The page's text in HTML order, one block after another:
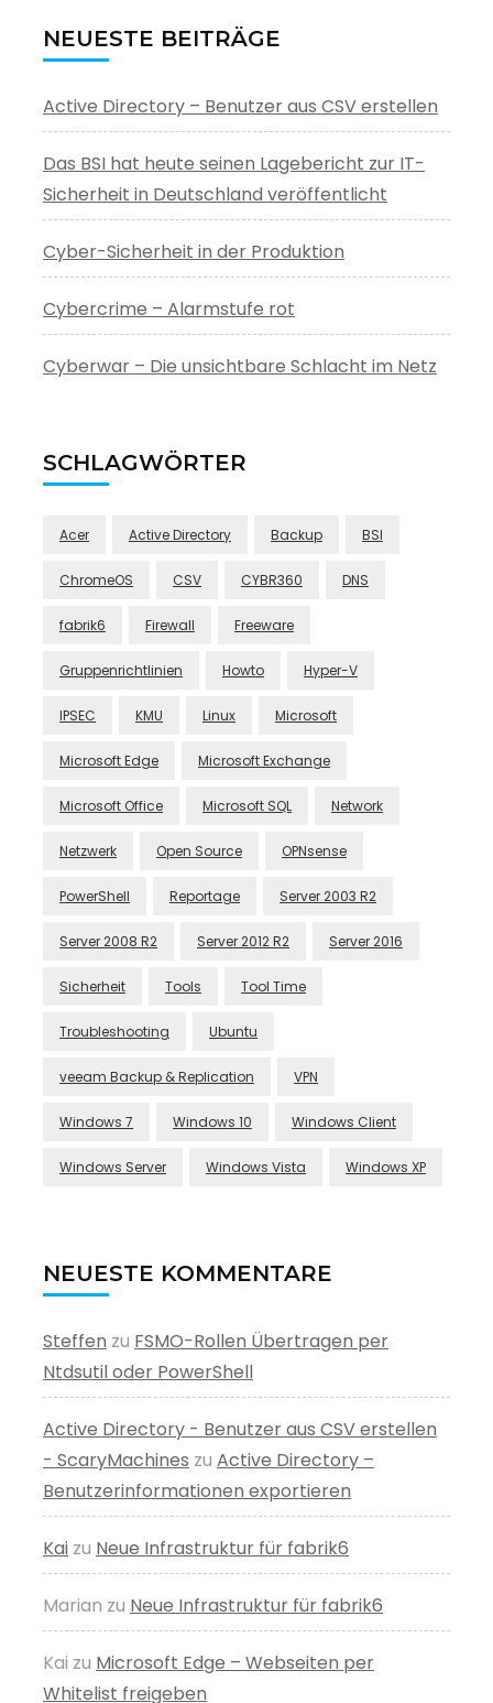
NEUESTE BEITRÄGE
Active Directory – Benutzer aus CSV erstellen
Das BSI hat heute seinen Lagebericht zur IT-
Sicherheit in Deutschland veröffentlicht
Cyber-Sicherheit in der Produktion
Cybercrime – Alarmstufe rot
Cyberwar – Die unsichtbare Schlacht im Netz
SCHLAGWÖRTER
Acer Active Directory Backup BSI
ChromeOS CSV CYBR360 DNS
fabrik6 Firewall Freeware
Gruppenrichtlinien Howto Hyper-V
IPSEC KMU Linux Microsoft
Microsoft Edge Microsoft Exchange
Microsoft Office Microsoft SQL Network
Netzwerk Open Source OPNsense
PowerShell Reportage Server 2003 R2
Server 2008 R2 Server 2012 R2 Server 2016
Sicherheit Tools Tool Time
Troubleshooting Ubuntu
veeam Backup & Replication VPN
Windows 7 Windows 10 Windows Client
Windows Server Windows Vista Windows XP
NEUESTE KOMMENTARE
Steffen zu FSMO-Rollen Übertragen per
Ntdsutil oder PowerShell
Active Directory - Benutzer aus CSV erstellen
- ScaryMachines zu Active Directory –
Benutzerinformationen exportieren
Kai zu Neue Infrastruktur für fabrik6
Marian zu Neue Infrastruktur für fabrik6
Kai zu Microsoft Edge – Webseiten per
Whitelist freigeben